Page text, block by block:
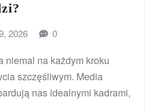
2026 0
niemal na każdym kroku
szczęśliwym. Media
nas idealnymi kadrami,